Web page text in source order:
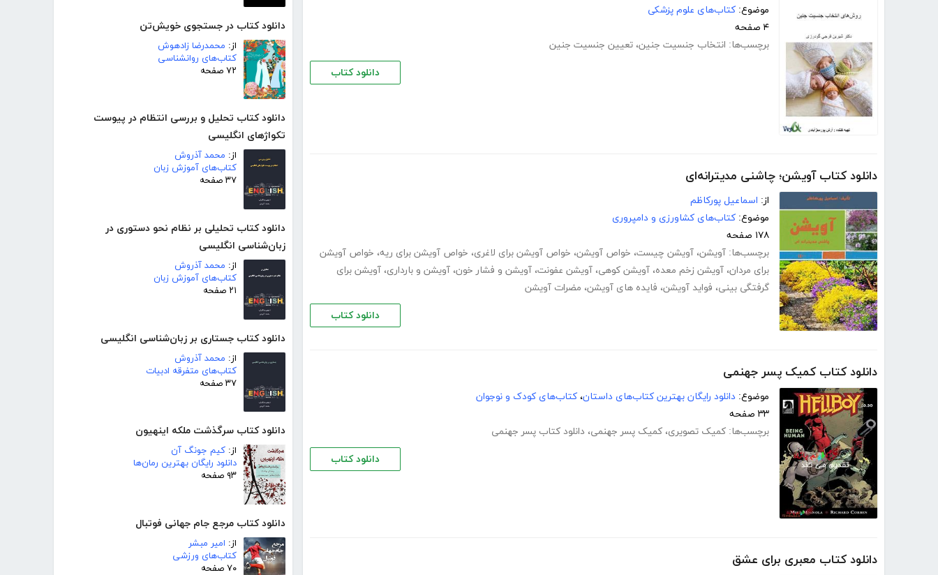
دانلود کتاب در جستجوی خویش‌تن
از: محمدرضا زادهوش
کتاب‌های روانشناسی
۷۲ صفحه
دانلود کتاب تحلیل و بررسی انتظام در پیوست
تکواژهای انگلیسی
از: محمد آذروش
کتاب‌های آموزش زبان
۳۷ صفحه
دانلود کتاب تحلیلی بر نظام نحو دستوری در
زبان‌شناسی انگلیسی
از: محمد آذروش
کتاب‌های آموزش زبان
۲۱ صفحه
دانلود کتاب جستاری بر زبان‌شناسی انگلیسی
از: محمد آذروش
کتاب‌های متفرقه ادبیات
۳۷ صفحه
دانلود کتاب سرگذشت ملکه اینهیون
از: کیم جونگ آن
دانلود رایگان بهترین رمان‌ها
۹۳ صفحه
دانلود کتاب مرجع جام جهانی فوتبال
از: امیر مبشر
کتاب‌های ورزشی
۷۰ صفحه
موضوع: کتاب‌های علوم پزشکی
۴ صفحه
برچسب‌ها: انتخاب جنسیت جنین، تعیین جنسیت جنین
دانلود کتاب
دانلود کتاب آویشن؛ چاشنی مدیترانه‌ای
از: اسماعیل پورکاظم
موضوع: کتاب‌های کشاورزی و دامپروری
۱۷۸ صفحه
برچسب‌ها: آویشن، آویشن چیست، خواص آویشن، خواص آویشن برای لاغری، خواص آویشن برای ریه، خواص آویشن
برای مردان، آویشن زخم معده، آویشن کوهی، آویشن عفونت، آویشن و فشار خون، آویشن و بارداری، آویشن برای
گرفتگی بینی، فواید آویشن، فایده های آویشن، مضرات آویشن
دانلود کتاب
دانلود کتاب کمیک پسر جهنمی
موضوع: دانلود رایگان بهترین کتاب‌های داستان، کتاب‌های کودک و نوجوان
۳۳ صفحه
برچسب‌ها: کمیک تصویری، کمیک پسر جهنمی، دانلود کتاب پسر جهنمی
دانلود کتاب
دانلود کتاب معبری برای عشق